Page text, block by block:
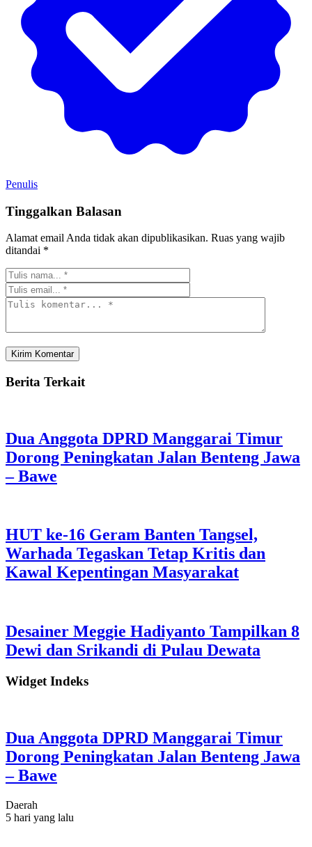
Penulis
Tinggalkan Balasan
Alamat email Anda tidak akan dipublikasikan. Ruas yang wajib
ditandai *
Berita Terkait
Dua Anggota DPRD Manggarai Timur
Dorong Peningkatan Jalan Benteng Jawa
– Bawe
HUT ke-16 Geram Banten Tangsel,
Warhada Tegaskan Tetap Kritis dan
Kawal Kepentingan Masyarakat
Desainer Meggie Hadiyanto Tampilkan 8
Dewi dan Srikandi di Pulau Dewata
Widget Indeks
Dua Anggota DPRD Manggarai Timur
Dorong Peningkatan Jalan Benteng Jawa
– Bawe
Daerah
5 hari yang lalu